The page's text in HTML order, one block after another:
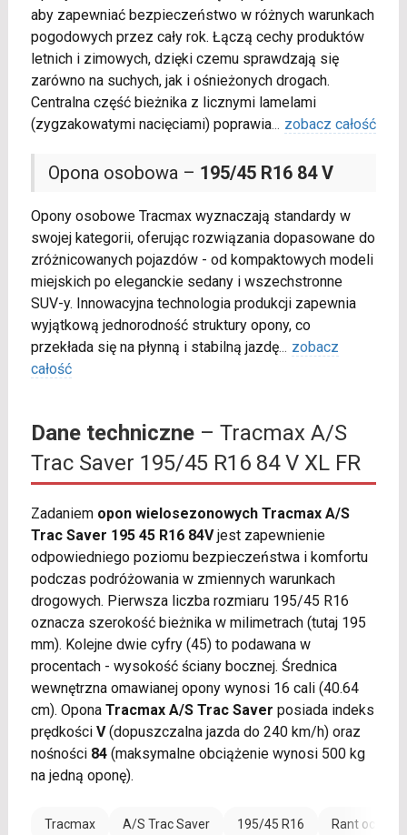
aby zapewniać bezpieczeństwo w różnych warunkach
pogodowych przez cały rok. Łączą cechy produktów
letnich i zimowych, dzięki czemu sprawdzają się
zarówno na suchych, jak i ośnieżonych drogach.
Centralna część bieżnika z licznymi lamelami
(zygzakowatymi nacięciami) poprawia... zobacz całość
Opona osobowa – 195/45 R16 84 V
Opony osobowe Tracmax wyznaczają standardy w
swojej kategorii, oferując rozwiązania dopasowane do
zróżnicowanych pojazdów - od kompaktowych modeli
miejskich po eleganckie sedany i wszechstronne
SUV-y. Innowacyjna technologia produkcji zapewnia
wyjątkową jednorodność struktury opony, co
przekłada się na płynną i stabilną jazdę... zobacz
całość
Dane techniczne– Tracmax A/S
Trac Saver 195/45 R16 84 V XL FR
Zadaniem opon wielosezonowych Tracmax A/S
Trac Saver 195 45 R16 84Vjest zapewnienie
odpowiedniego poziomu bezpieczeństwa i komfortu
podczas podróżowania w zmiennych warunkach
drogowych. Pierwsza liczba rozmiaru 195/45 R16
oznacza szerokość bieżnika w milimetrach (tutaj 195
mm). Kolejne dwie cyfry (45) to podawana w
procentach - wysokość ściany bocznej. Średnica
wewnętrzna omawianej opony wynosi 16 cali (40.64
cm). Opona Tracmax A/S Trac Saver posiada indeks
prędkości V(dopuszczalna jazda do 240 km/h) oraz
nośności 84(maksymalne obciążenie wynosi 500 kg
na jedną oponę).
Tracmax A/S Trac Saver 195/45 R16 Rant